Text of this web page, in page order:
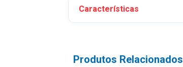
Características
Produtos Relacionados